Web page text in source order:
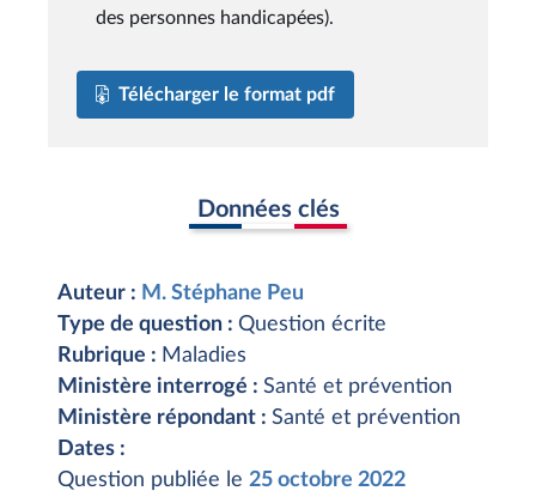
des personnes handicapées).
Télécharger le format pdf
Données clés
Auteur : M. Stéphane Peu
Type de question : Question écrite
Rubrique : Maladies
Ministère interrogé : Santé et prévention
Ministère répondant : Santé et prévention
Dates :
Question publiée le 25 octobre 2022